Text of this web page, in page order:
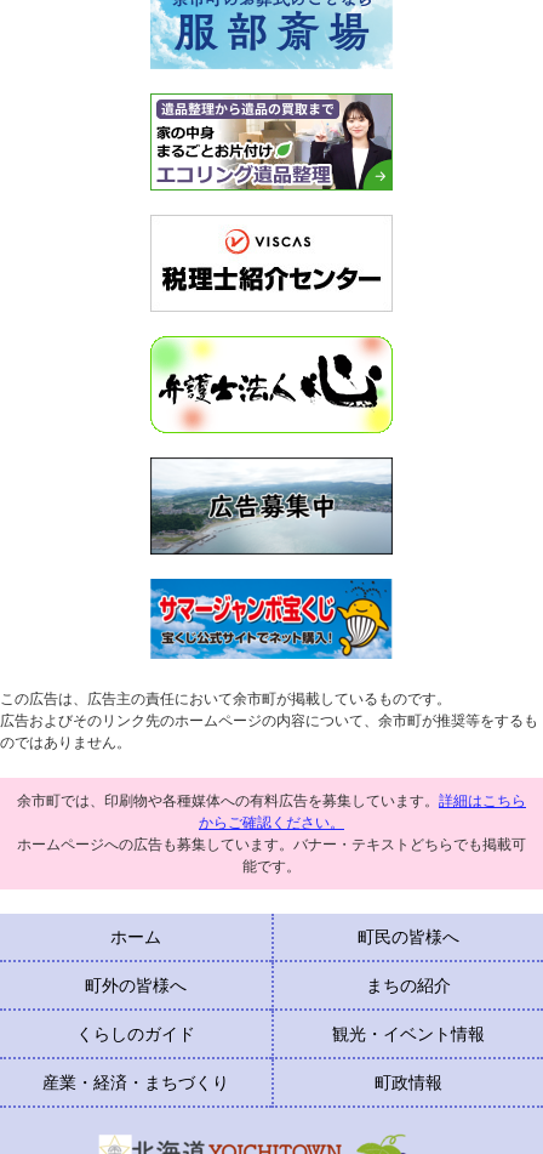
この広告は、広告主の責任において余市町が掲載しているものです。
広告およびそのリンク先のホームページの内容について、余市町が推奨等をするも
のではありません。
余市町では、印刷物や各種媒体への有料広告を募集しています。 詳細はこちら
からご確認ください。
ホームページへの広告も募集しています。バナー・テキストどちらでも掲載可
能です。
ホーム 町民の皆様へ
町外の皆様へ まちの紹介
くらしのガイド 観光・イベント情報
産業・経済・まちづくり 町政情報